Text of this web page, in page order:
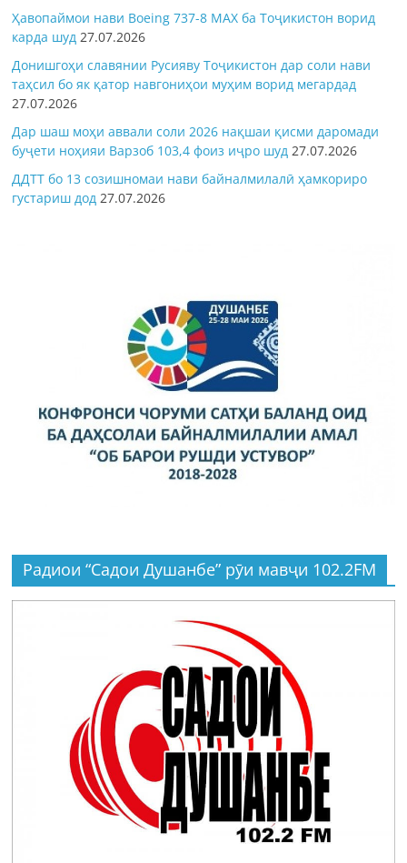
Ҳавопаймои нави Boeing 737-8 MAX ба Тоҷикистон ворид
карда шуд 27.07.2026
Донишгоҳи славянии Русияву Тоҷикистон дар соли нави
таҳсил бо як қатор навгониҳои муҳим ворид мегардад
27.07.2026
Дар шаш моҳи аввали соли 2026 нақшаи қисми даромади
буҷети ноҳияи Варзоб 103,4 фоиз иҷро шуд 27.07.2026
ДДТТ бо 13 созишномаи нави байналмилалӣ ҳамкориро
густариш дод 27.07.2026
Радиои “Садои Душанбе” рӯи мавҷи 102.2FM